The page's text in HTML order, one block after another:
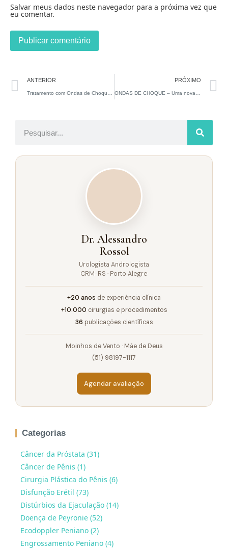
Salvar meus dados neste navegador para a próxima vez que
eu comentar.
ANTERIOR PRÓXIMO
Dr. Alessandro
Rossol
Urologista Andrologista
CRM-RS · Porto Alegre
+20 anos de experiência clínica
+10.000 cirurgias e procedimentos
36 publicações científicas
Moinhos de Vento · Mãe de Deus
(51) 98197-1117
Agendar avaliação
Categorias
Câncer da Próstata (31)
Câncer de Pênis (1)
Cirurgia Plástica do Pênis (6)
Disfunção Erétil (73)
Distúrbios da Ejaculação (14)
Doença de Peyronie (52)
Ecodoppler Peniano (2)
Engrossamento Peniano (4)